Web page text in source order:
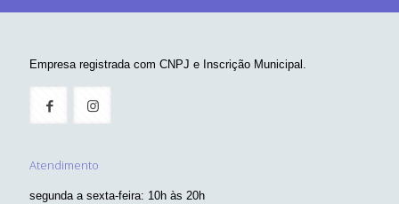
Empresa registrada com CNPJ e Inscrição Municipal.
Atendimento
segunda a sexta-feira: 10h às 20h